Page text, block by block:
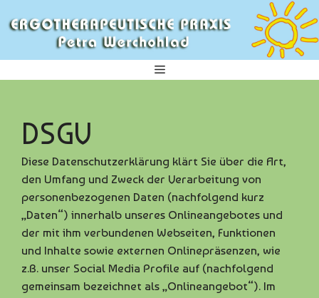
Inhalt
Menü
DSGV
Diese Datenschutzerklärung klärt Sie über die Art,
den Umfang und Zweck der Verarbeitung von
personenbezogenen Daten (nachfolgend kurz
„Daten“) innerhalb unseres Onlineangebotes und
der mit ihm verbundenen Webseiten, Funktionen
und Inhalte sowie externen Onlinepräsenzen, wie
z.B. unser Social Media Profile auf (nachfolgend
gemeinsam bezeichnet als „Onlineangebot“). Im